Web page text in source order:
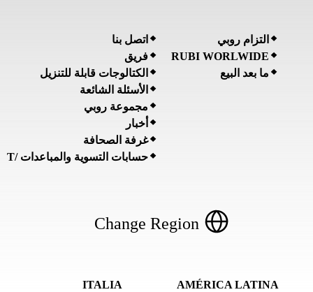
التزام روبي
RUBI WORLWIDE
ما بعد البيع
اتصل بنا
فريق
الكتالوجات قابلة للتنزيل
الأسئلة الشائعة
مجموعة روبي
أخبار
غرفة الصحافة
حسابات التسوية والمباعدات /T
Change Region
AMÉRICA LATINA
ITALIA